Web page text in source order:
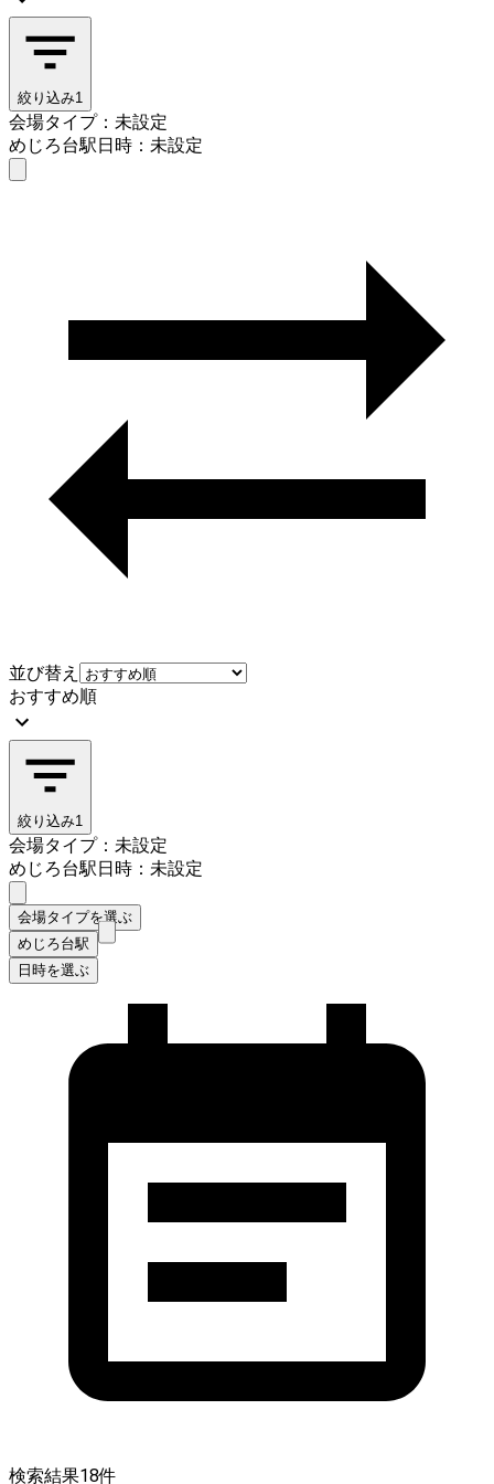
絞り込み1
会場タイプ：未設定
めじろ台駅日時：未設定
並び替え
おすすめ順
絞り込み1
会場タイプ：未設定
めじろ台駅日時：未設定
会場タイプを選ぶ
めじろ台駅
日時を選ぶ
検索結果18件